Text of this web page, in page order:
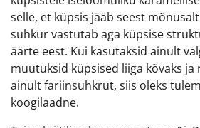
selle, et küpsis jääb seest
suhkur vastutab aga küpsise
äärte eest. Kui kasutaksid ainult
muutuksid küpsised liiga kõvaks ja
ainult fariinsuhkrut, siis oleks
koogilaadne.